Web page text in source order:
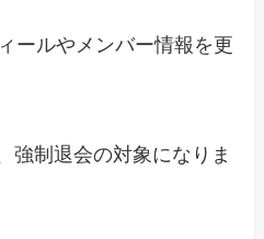
ールやメンバー情報を更
強制退会の対象になりま